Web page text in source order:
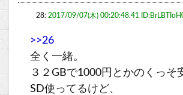
28: 2017/09/07(木) 00:20:48.41
>>26
全く一緒。
３２GBで1000円とかのくっそ
SD使ってるけど、